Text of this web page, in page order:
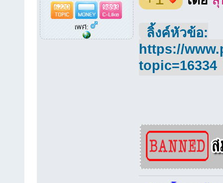
6220
9893
เพศ:
ลิ้งค์หัวข้อ:
https://
topic=16334